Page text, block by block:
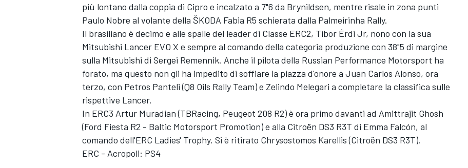
ENDURANCE/GT
più lontano dalla coppia di Cipro e incalzato a 7"6 da Brynildsen, mentre risale in zona punti
Paulo Nobre al volante della ŠKODA Fabia R5 schierata dalla Palmeirinha Rally.
Il brasiliano è decimo e alle spalle del leader di Classe ERC2, Tibor Érdi Jr, nono con la sua
Mitsubishi Lancer EVO X e sempre al comando della categoria produzione con 38"5 di margine
sulla Mitsubishi di Sergei Remennik. Anche il pilota della Russian Performance Motorsport ha
forato, ma questo non gli ha impedito di soffiare la piazza d'onore a Juan Carlos Alonso, ora
terzo, con Petros Panteli (Q8 Oils Rally Team) e Zelindo Melegari a completare la classifica sulle
rispettive Lancer.
In ERC3 Artur Muradian (TBRacing, Peugeot 208 R2) è ora primo davanti ad Amittrajit Ghosh
(Ford Fiesta R2 - Baltic Motorsport Promotion) e alla Citroën DS3 R3T di Emma Falcón, al
comando dell'ERC Ladies' Trophy. Si è ritirato Chrysostomos Karellis (Citroën DS3 R3T).
ERC - Acropoli: PS4